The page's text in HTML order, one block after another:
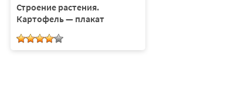
Строение растения.
Картофель — плакат